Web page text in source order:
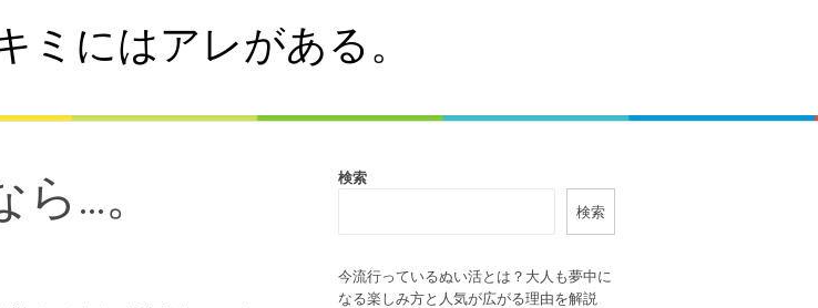
ミにはアレがある。
…。
検索
検索
今流行っているぬい活とは？大人も夢中に
なる楽しみ方と人気が広がる理由を解説